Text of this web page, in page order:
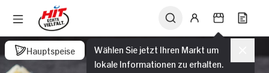
Wählen Sie jetzt Ihren Markt um
lokale Informationen zu erhalten.
Hauptspeise